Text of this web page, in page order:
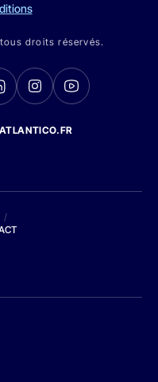
droits réservés.
/